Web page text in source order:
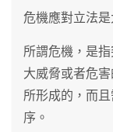
危機應對立法
所謂危機，是
大威脅或者危
所形成的，而
序。